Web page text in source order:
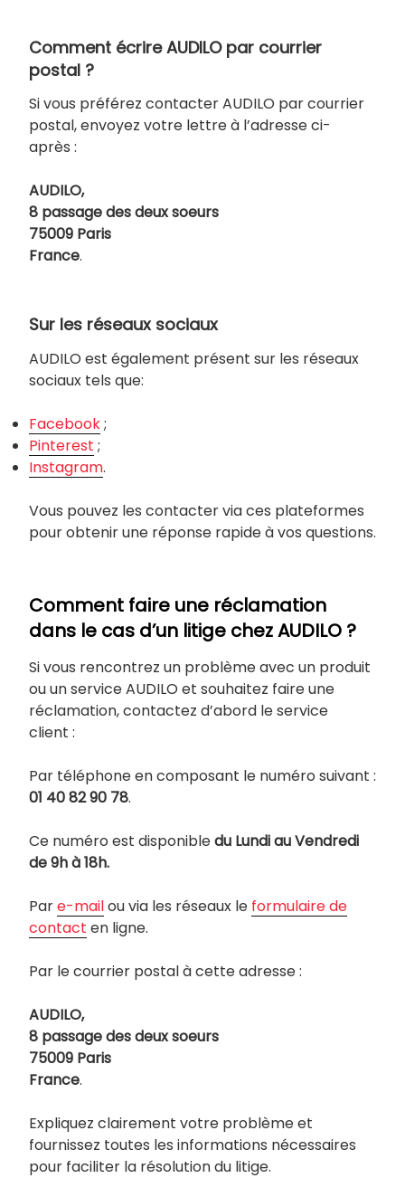
Comment écrire AUDILO par courrier
postal ?
Si vous préférez contacter AUDILO par courrier
postal, envoyez votre lettre à l’adresse ci-
après :
AUDILO,
8 passage des deux soeurs
75009 Paris
France.
Sur les réseaux sociaux
AUDILO est également présent sur les réseaux
sociaux tels que:
Facebook;
Pinterest ;
Instagram.
Vous pouvez les contacter via ces plateformes
pour obtenir une réponse rapide à vos questions.
Comment faire une réclamation
dans le cas d’un litige chez AUDILO ?
Si vous rencontrez un problème avec un produit
ou un service AUDILO et souhaitez faire une
réclamation, contactez d’abord le service
client :
Par téléphone en composant le numéro suivant :
01 40 82 90 78.
Ce numéro est disponibledu Lundi au Vendredi
de 9h à 18h.
Pare-mailou via les réseaux le formulaire de
contact en ligne.
Par le courrier postal à cette adresse :
AUDILO,
8 passage des deux soeurs
75009 Paris
France.
Expliquez clairement votre problème et
fournissez toutes les informations nécessaires
pour faciliter la résolution du litige.